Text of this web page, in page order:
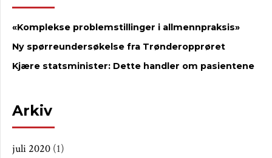
«Komplekse problemstillinger i allmennpraksis»
Ny spørreundersøkelse fra Trønderopprøret
Kjære statsminister: Dette handler om pasientene
Arkiv
juli 2020 (1)